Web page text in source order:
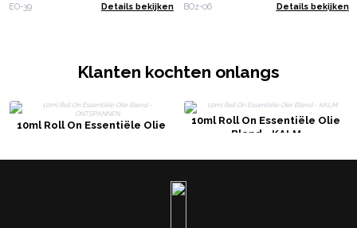
EO-39 Details bekijken BOz-06 Details bekijken
Klanten kochten onlangs
10ml Roll On Essentiële Olie
10ml Roll On Essentiële Olie
Blend - KALM